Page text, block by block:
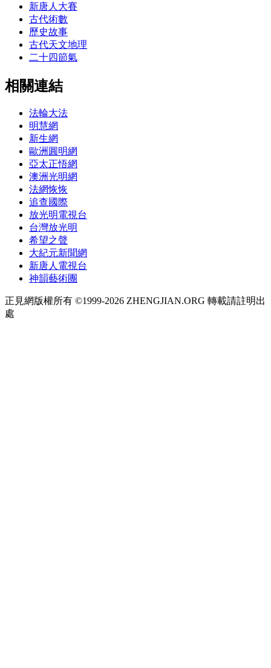
新唐人大賽
古代術數
歷史故事
古代天文地理
二十四節氣
相關連結
法輪大法
明慧網
新生網
歐洲圓明網
亞太正悟網
澳洲光明網
法網恢恢
追查國際
放光明電視台
台灣放光明
希望之聲
大紀元新聞網
新唐人電視台
神韻藝術團
正見網版權所有 ©1999-2026 ZHENGJIAN.ORG 轉載請註明出
處